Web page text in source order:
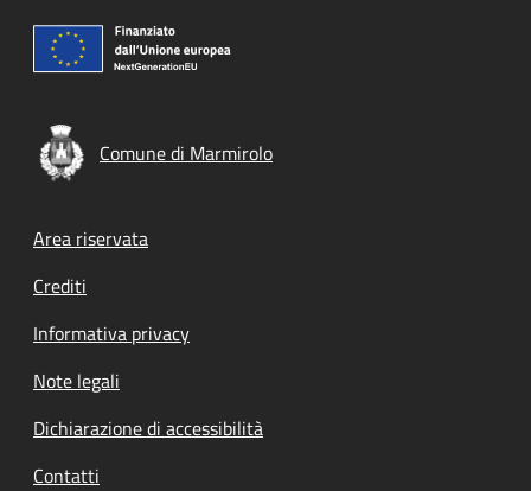
Comune di Marmirolo
Footer menu
Area riservata
Crediti
Informativa privacy
Note legali
Dichiarazione di accessibilità
Contatti